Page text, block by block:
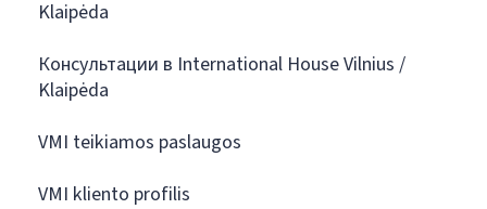
Klaipėda
Консультации в International House Vilnius /
Klaipėda
VMI teikiamos paslaugos
VMI kliento profilis